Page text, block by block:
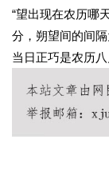
“望出现在农历哪
分，朔望间的间
当日正巧是农历八